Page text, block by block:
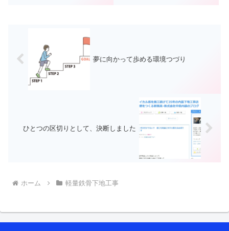
夢に向かって歩める環境つづり
ひとつの区切りとして、決断しました
ホーム 軽量鉄骨下地工事